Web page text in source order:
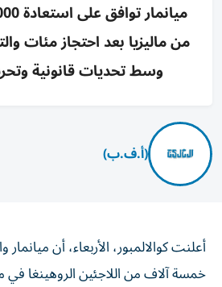
من ماليزيا بعد احتجاز مئات
وسط تحديات قانونية
(أ.ف.ب)
أعلنت كوالالمبور، الأربعاء، أن
خمسة آلاف من اللاجئين الروهينغا في